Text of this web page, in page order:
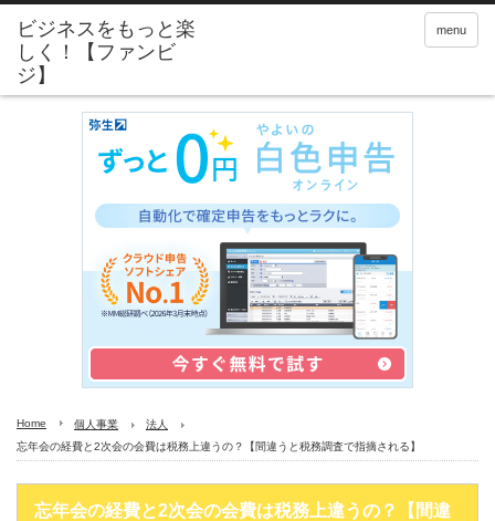
menu
Home 個人事業
法人
忘年会の経費と2次会の会費は税務上違うの？【間違うと税務調査で指摘される】
忘年会の経費と2次会の会費は税務上違うの？【間違